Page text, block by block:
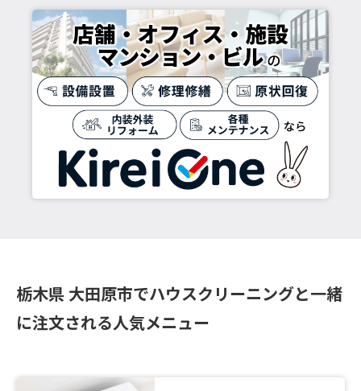
栃木県 大田原市でハウスクリーニングと一緒
に注文される人気メニュー